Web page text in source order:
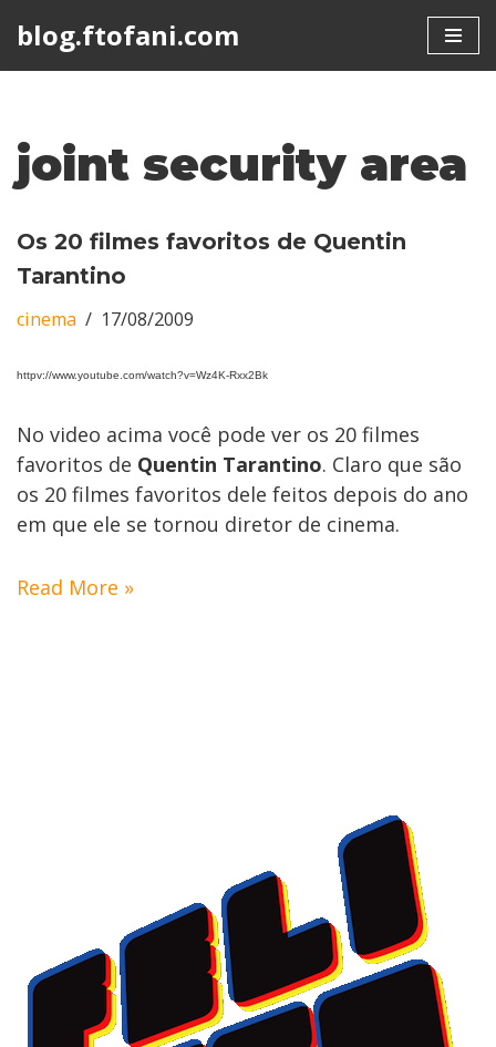
blog.ftofani.com
joint security area
Os 20 filmes favoritos de Quentin
Tarantino
cinema 17/08/2009
httpv://www.youtube.com/watch?v=Wz4K-Rxx2Bk
No video acima você pode ver os 20 filmes
favoritos de Quentin Tarantino. Claro que são
os 20 filmes favoritos dele feitos depois do ano
em que ele se tornou diretor de cinema.
Read More »